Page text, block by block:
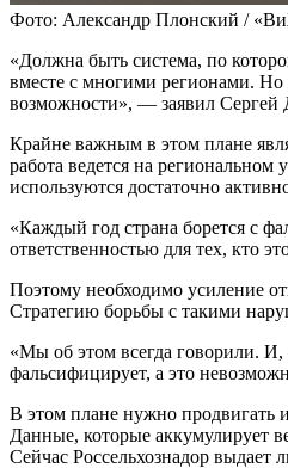
Фото: Александр Плонский /
«Должна быть система, по
вместе с многими регионами. Но
возможности», — заявил Сергей
Крайне важным в этом плане
работа ведется на
используются достаточно
«Каждый год страна борется с
ответственностью для тех, кто
Поэтому необходимо усиление
Стратегию борьбы с такими
«Мы об этом всегда говорили. И,
фальсифицирует, а это
В этом плане нужно продвигать
Данные, которые аккумулирует
Сейчас Россельхознадор